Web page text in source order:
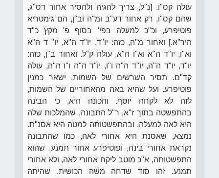
עולה קס"ו. [נ"ל, צריך להגיה ולהסיר אחור דס"ג,
שהם קס"ו, רק אחור דע"ב ומ"ה וב"ן, הם גימטריא
פוטיפרע, וכ"כ למעלה בפי' בסוף פ' מקץ כ"ד
היר"א.] ואחור מ"ה, כזה: יו"ד, יו"ד ה"א, יו" ד ה"א
וא"ו, יו"ד ה"א וא"ו ה"א, עולה ק"ל. ואחור ב"ן, כזה:
יו"ד, יו"ד ה"ה, יו"ד ה"ה ו"ו, יו"ד ה"ה ו"ו ה"ה, עולה
קד"ם. תסיר השרשים של השמות, ישאר כמנין
פוטיפרע. ועל שהיא באה מהאחוריים של השמות,
לזה לא לקחה יוסף. והכונה היא, כי הבינה
בהתפשטה בתוך ז"א, ר"ל התבונה, שהמלכות שלה
היא לאה למעלה, ובהתפשטותה למטה היא אסנ"ת.
נמצא, שאסנת היא אחורי לאה, כמו שהתבונה
נקראת אחורי בינה, ופוטיפרע אחור תמנע, שהוא
התפשטותה, א"כ מוטב ליקח אחורי לאה, ולא אחורי
תמנע. זהו סוד שדחה משה הכושית, שהיתה